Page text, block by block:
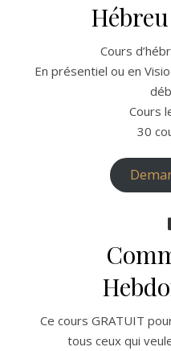
Cours
En présentiel ou en
Cours
30
Ce cours GRATUIT
tous ceux qui